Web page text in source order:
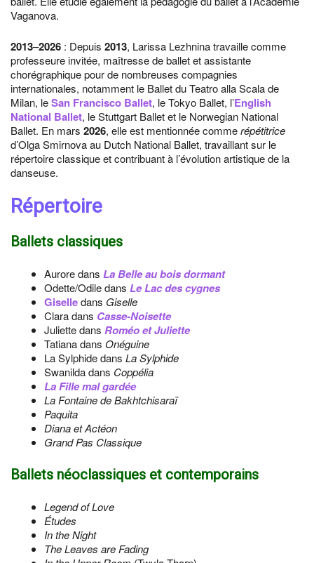
Vaganova.
2013–2026 : Depuis 2013, Larissa Lezhnina travaille comme
professeure invitée, maîtresse de ballet et assistante
chorégraphique pour de nombreuses compagnies
internationales, notamment le Ballet du Teatro alla Scala de
Milan, leSan Francisco Ballet, le Tokyo Ballet, l’English
National Ballet, le Stuttgart Ballet et le Norwegian National
Ballet. En mars 2026, elle est mentionnée commerépétitrice
d’Olga Smirnova au Dutch National Ballet, travaillant sur le
répertoire classique et contribuant à l’évolution artistique de la
danseuse.
Répertoire
Ballets classiques
Aurore dans La Belle au bois dormant
Odette/Odile dans Le Lac des cygnes
Giselledans Giselle
Clara dans Casse-Noisette
Juliette dans Roméo et Juliette
Tatiana dans Onéguine
La Sylphide dans La Sylphide
Swanilda dans Coppélia
La Fille mal gardée
La Fontaine de Bakhtchisaraï
Paquita
Diana et Actéon
Grand Pas Classique
Ballets néoclassiques et contemporains
Legend of Love
Études
In the Night
The Leaves are Fading